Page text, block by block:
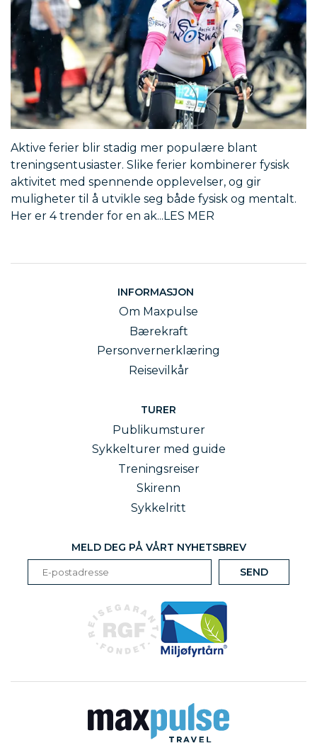
Aktive ferier blir stadig mer populære blant
treningsentusiaster. Slike ferier kombinerer fysisk
aktivitet med spennende opplevelser, og gir
muligheter til å utvikle seg både fysisk og mentalt.
Her er 4 trender for en ak
INFORMASJON
Om Maxpulse
Bærekraft
Personvernerklæring
Reisevilkår
TURER
Publikumsturer
Sykkelturer med guide
Treningsreiser
Skirenn
Sykkelritt
MELD DEG PÅ VÅRT NYHETSBREV